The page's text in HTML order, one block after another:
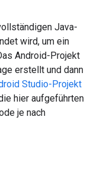
Java-
wird, um ein
Android-Projekt
erstellt und dann
Studio-Projekt
hier aufgeführten
je nach